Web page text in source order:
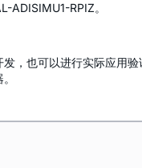
ADISIMU1-RPIZ。
，也可以进行实际应用